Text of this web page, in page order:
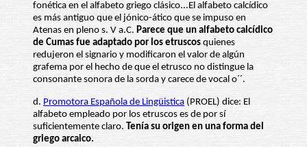
fonética en el alfabeto griego clásico...El alfabeto calcídico
es más antiguo que el jónico-ático que se impuso en
Atenas en pleno s. V a.C. Parece que un alfabeto calcídico
de Cumas fue adaptado por los etruscos quienes
redujeron el signario y modificaron el valor de algún
grafema por el hecho de que el etrusco no distingue la
consonante sonora de la sorda y carece de vocal o´´.
d. Promotora Española de Lingüistica (PROEL) dice: El
alfabeto empleado por los etruscos es de por sí
suficientemente claro. Tenía su origen en una forma del
griego arcaico.